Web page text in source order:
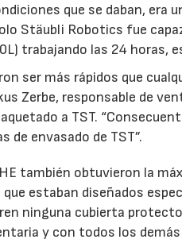
que se daban,
Stäubli Robotics fue
trabajando las 24 horas,
ser más rápidos que
Zerbe, responsable de
a TST.
de envasado de TST”.
también obtuvieron la
estaban diseñados
ninguna cubierta
y con todos los